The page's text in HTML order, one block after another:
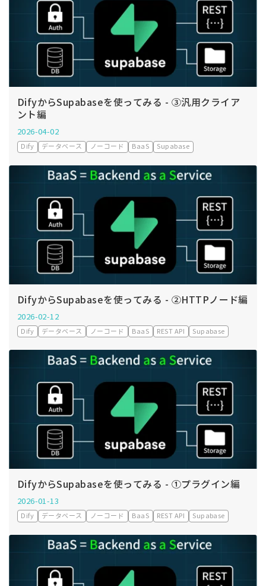
DifyからSupabaseを使ってみる - ③汎用クライア
ント編
2026-04-02
Dify データベース ノーコード BaaS Supabase
DifyからSupabaseを使ってみる - ②HTTPノード編
2026-02-12
Dify データベース ノーコード BaaS REST API Supabase
DifyからSupabaseを使ってみる - ①プラグイン編
2026-01-13
Dify データベース ノーコード BaaS REST API Supabase